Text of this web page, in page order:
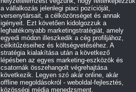
a vállalkozás jelenlegi piaci pozícióját,
versenytársait, a célközönséget és annak
igényeit. Ezt követően kidolgozzuk a
leghatékonyabb marketingstratégiát, amely
egyedi módon illeszkedik a cég profiljához,
célkitűzéseihez és költségvetéséhez. A
stratégia kialakítása után a következő
lépésben az egyes marketing-eszközök és
csatornák összehangolt végrehajtása
következik. Legyen szó akár online, akár
offline megoldásokról - weboldal-fejlesztés,
közösségi média menedzsment,